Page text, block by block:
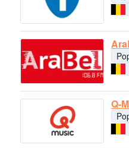
Q-